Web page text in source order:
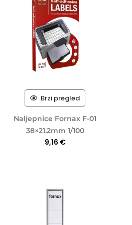
Brzi pregled
Naljepnice Fornax F-01
38×21.2mm 1/100
9,16 €